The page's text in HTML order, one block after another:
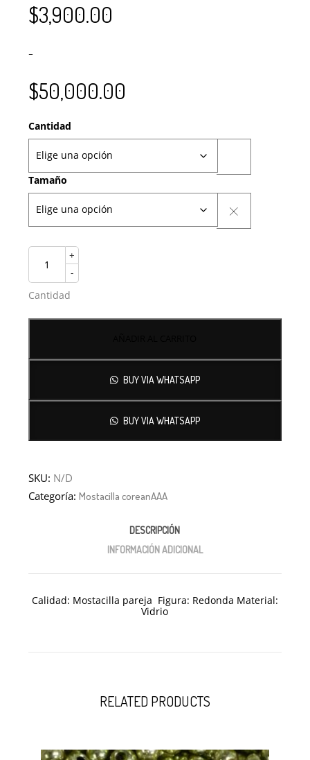
$3,900.00
–
$50,000.00
Cantidad
Tamaño
+
-
Cantidad
BUY VIA WHATSAPP
BUY VIA WHATSAPP
SKU: N/D
Categoría:Mostacilla coreanAAA
DESCRIPCIÓN
INFORMACIÓN ADICIONAL
Calidad: Mostacilla pareja Figura: Redonda Material:
Vidrio
RELATED PRODUCTS